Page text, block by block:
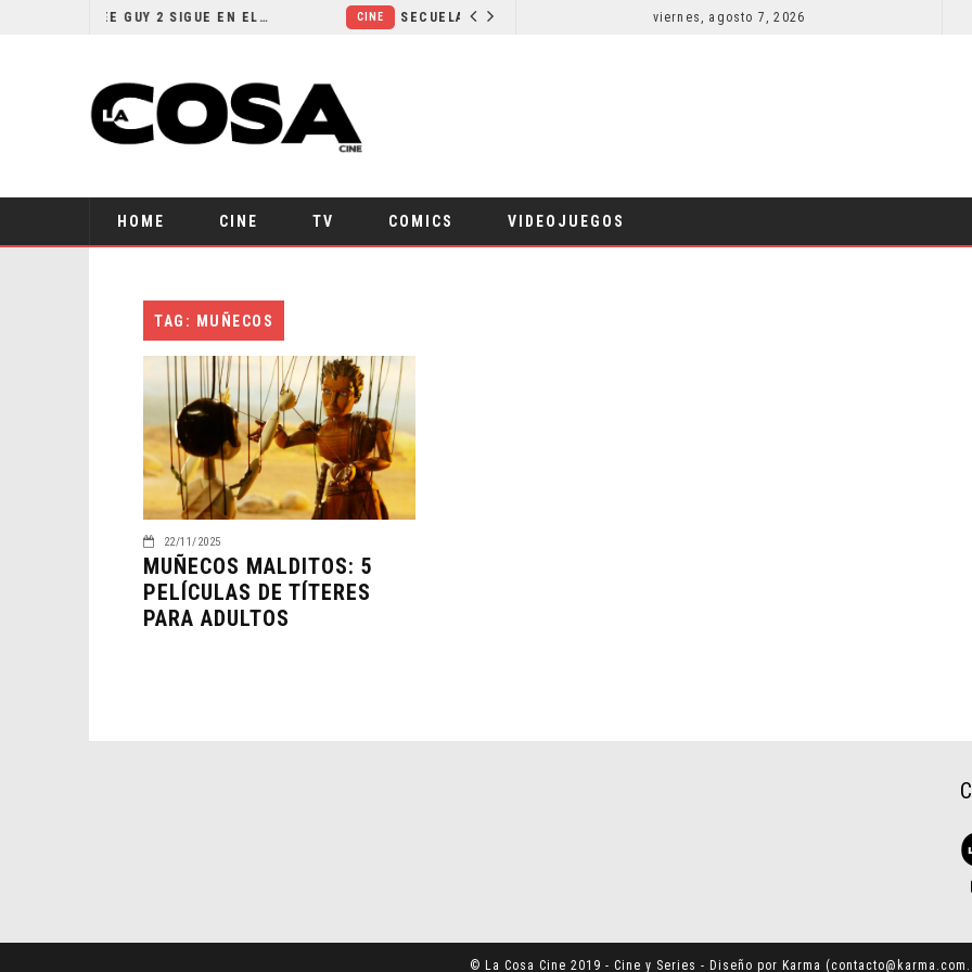
¿POR QUÉ FREE GUY 2 SIGUE EN EL LIMBO? CINE
viernes, agosto 7, 2026
HOME CINE TV COMICS VIDEOJUEGOS
TAG: MUÑECOS
22/11/2025
MUÑECOS MALDITOS: 5
PELÍCULAS DE TÍTERES
PARA ADULTOS
© La Cosa Cine 2019 - Cine y Series - Diseño por Karma (